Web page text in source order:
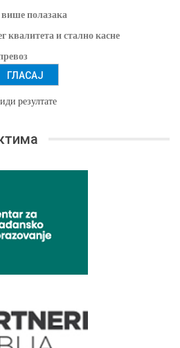
полазака
квалитета и стално касне
резултате